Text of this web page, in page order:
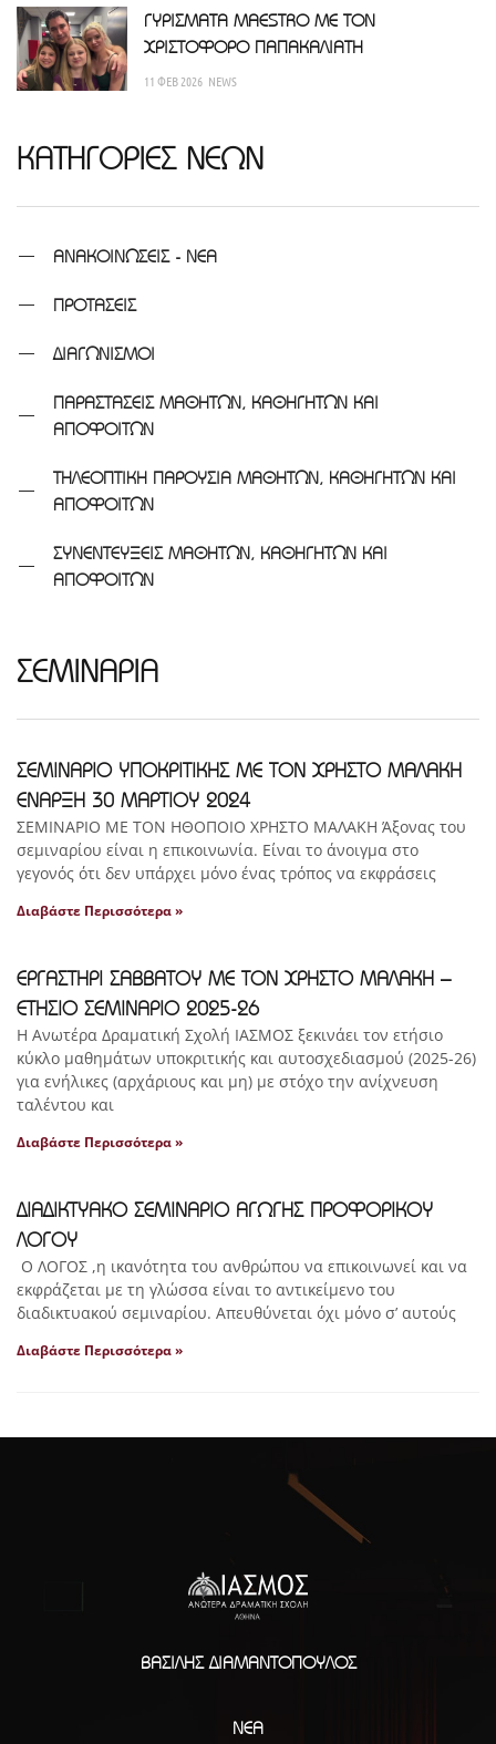
ΓΥΡΙΣΜΑΤΑ MAESTRO ΜΕ ΤΟΝ
ΧΡΙΣΤΟΦΟΡΟ ΠΑΠΑΚΑΛΙΑΤΗ
11 ΦΕΒ 2026 NEWS
ΚΑΤΗΓΟΡΙΕΣ ΝΕΩΝ
ΑΝΑΚΟΙΝΩΣΕΙΣ - ΝΕΑ
ΠΡΟΤΑΣΕΙΣ
ΔΙΑΓΩΝΙΣΜΟΙ
ΠΑΡΑΣΤΑΣΕΙΣ ΜΑΘΗΤΩΝ, ΚΑΘΗΓΗΤΩΝ ΚΑΙ
ΑΠΟΦΟΙΤΩΝ
ΤΗΛΕΟΠΤΙΚΗ ΠΑΡΟΥΣΙΑ ΜΑΘΗΤΩΝ, ΚΑΘΗΓΗΤΩΝ ΚΑΙ
ΑΠΟΦΟΙΤΩΝ
ΣΥΝΕΝΤΕΥΞΕΙΣ ΜΑΘΗΤΩΝ, ΚΑΘΗΓΗΤΩΝ ΚΑΙ
ΑΠΟΦΟΙΤΩΝ
ΣΕΜΙΝΑΡΙΑ
ΣΕΜΙΝΑΡΙΟ ΥΠΟΚΡΙΤΙΚΗΣ ΜΕ ΤΟΝ ΧΡΗΣΤΟ ΜΑΛΑΚΗ
ΕΝΑΡΞΗ 30 ΜΑΡΤΙΟΥ 2024
ΣΕΜΙΝΑΡΙΟ ΜΕ ΤΟΝ ΗΘΟΠΟΙΟ ΧΡΗΣΤΟ ΜΑΛΑΚΗ Άξονας του
σεμιναρίου είναι η επικοινωνία. Είναι το άνοιγμα στο
γεγονός ότι δεν υπάρχει μόνο ένας τρόπος να εκφράσεις
Διαβάστε Περισσότερα »
ΕΡΓΑΣΤΗΡΙ ΣΑΒΒΑΤΟΥ ΜΕ ΤΟΝ ΧΡΗΣΤΟ ΜΑΛΑΚΗ –
ΕΤΗΣΙΟ ΣΕΜΙΝΑΡΙΟ 2025-26
Η Ανωτέρα Δραματική Σχολή ΙΑΣΜΟΣ ξεκινάει τον ετήσιο
κύκλο μαθημάτων υποκριτικής και αυτοσχεδιασμού (2025-26)
για ενήλικες (αρχάριους και μη) με στόχο την ανίχνευση
ταλέντου και
Διαβάστε Περισσότερα »
ΔΙΑΔΙΚΤΥΑΚΟ ΣΕΜΙΝΑΡΙΟ ΑΓΩΓΗΣ ΠΡΟΦΟΡΙΚΟΥ
ΛΟΓΟΥ
Ο ΛΟΓΟΣ ,η ικανότητα του ανθρώπου να επικοινωνεί και να
εκφράζεται με τη γλώσσα είναι το αντικείμενο του
διαδικτυακού σεμιναρίου. Απευθύνεται όχι μόνο σ’ αυτούς
Διαβάστε Περισσότερα »
ΒΑΣΊΛΗΣ ΔΙΑΜΑΝΤΌΠΟΥΛΟΣ
ΝΈΑ